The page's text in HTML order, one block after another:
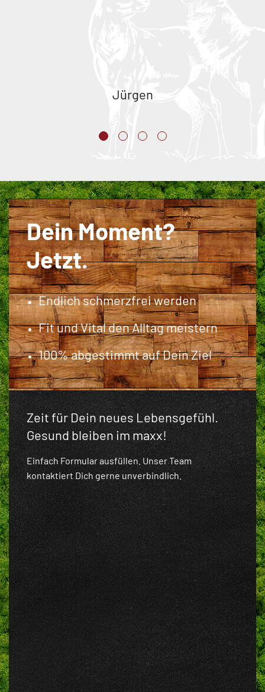
Jürgen
Dein Moment?
Jetzt.
Endlich schmerzfrei werden
Fit und Vital den Alltag meistern
100% abgestimmt auf Dein Ziel
Zeit für Dein neues Lebensgefühl.
Gesund bleiben im maxx!
Einfach Formular ausfüllen. Unser Team
kontaktiert Dich gerne unverbindlich.